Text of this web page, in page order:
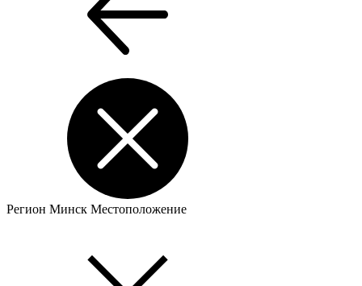
Регион Минск Местоположение